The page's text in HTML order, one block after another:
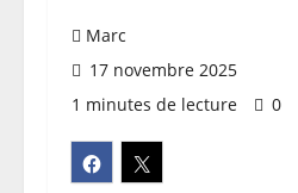
Marc
17 novembre 2025
1 minutes de lecture
0